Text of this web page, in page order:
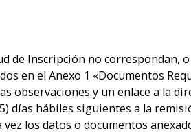
de Inscripción no correspondan,
en el Anexo 1 «Documentos
observaciones y un enlace a la
días hábiles siguientes a la
los datos o documentos